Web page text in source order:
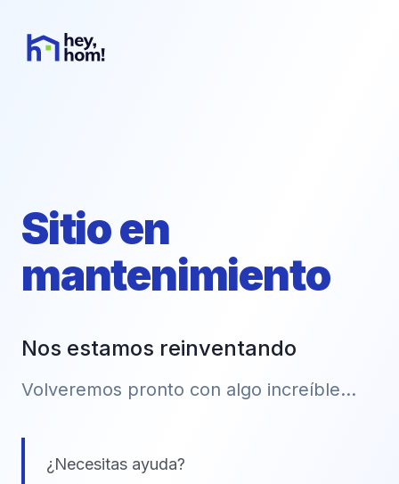
Sitio en
mantenimiento
Nos estamos reinventando
Volveremos pronto con algo increíble...
¿Necesitas ayuda?